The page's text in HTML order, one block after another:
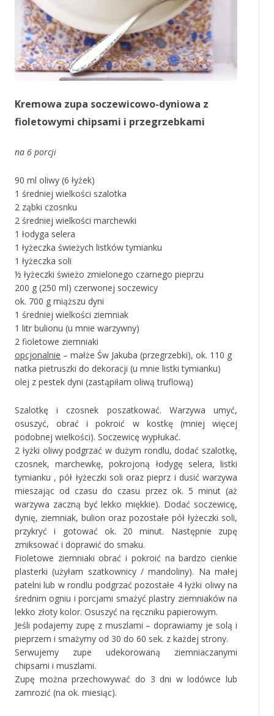
Kremowa zupa soczewicowo-dyniowa z
fioletowymi chipsami i przegrzebkami
na 6 porcji
90 ml oliwy (6 łyżek)
1 średniej wielkości szalotka
2 ząbki czosnku
2 średniej wielkości marchewki
1 łodyga selera
1 łyżeczka świeżych listków tymianku
1 łyżeczka soli
½ łyżeczki świeżo zmielonego czarnego pieprzu
200 g (250 ml) czerwonej soczewicy
ok. 700 g miąższu dyni
1 średniej wielkości ziemniak
1 litr bulionu (u mnie warzywny)
2 fioletowe ziemniaki
opcjonalnie – małże Św Jakuba (przegrzebki), ok. 110 g
natka pietruszki do dekoracji (u mnie listki tymianku)
olej z pestek dyni (zastąpiłam oliwą truflową)
Szalotkę i czosnek poszatkować. Warzywa umyć,
osuszyć, obrać i pokroić w kostkę (mniej więcej
podobnej wielkości). Soczewicę wypłukać.
2 łyżki oliwy podgrzać w dużym rondlu, dodać szalotkę,
czosnek, marchewkę, pokrojoną łodygę selera, listki
tymianku , pół łyżeczki soli oraz pieprz i dusić warzywa
mieszając od czasu do czasu przez ok. 5 minut (aż
warzywa zaczną być lekko miękkie). Dodać soczewicę,
dynię, ziemniak, bulion oraz pozostałe pół łyżeczki soli,
przykryć i gotować ok. 20 minut. Następnie zupę
zmiksować i doprawić do smaku.
Fioletowe ziemniaki obrać i pokroić na bardzo cienkie
plasterki (użyłam szatkownicy / mandoliny). Na małej
patelni lub w rondlu podgrzać pozostałe 4 łyżki oliwy na
średnim ogniu i porcjami smażyć plastry ziemniaków na
lekko złoty kolor. Osuszyć na ręczniku papierowym.
Jeśli podajemy zupę z muszlami – doprawiamy je solą i
pieprzem i smażymy od 30 do 60 sek. z każdej strony.
Serwujemy zupe udekorowaną ziemniaczanymi
chipsami i muszlami.
Zupę można przechowywać do 3 dni w lodówce lub
zamrozić (na ok. miesiąc).